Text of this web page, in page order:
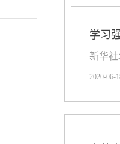
学习
新华
2020-06-